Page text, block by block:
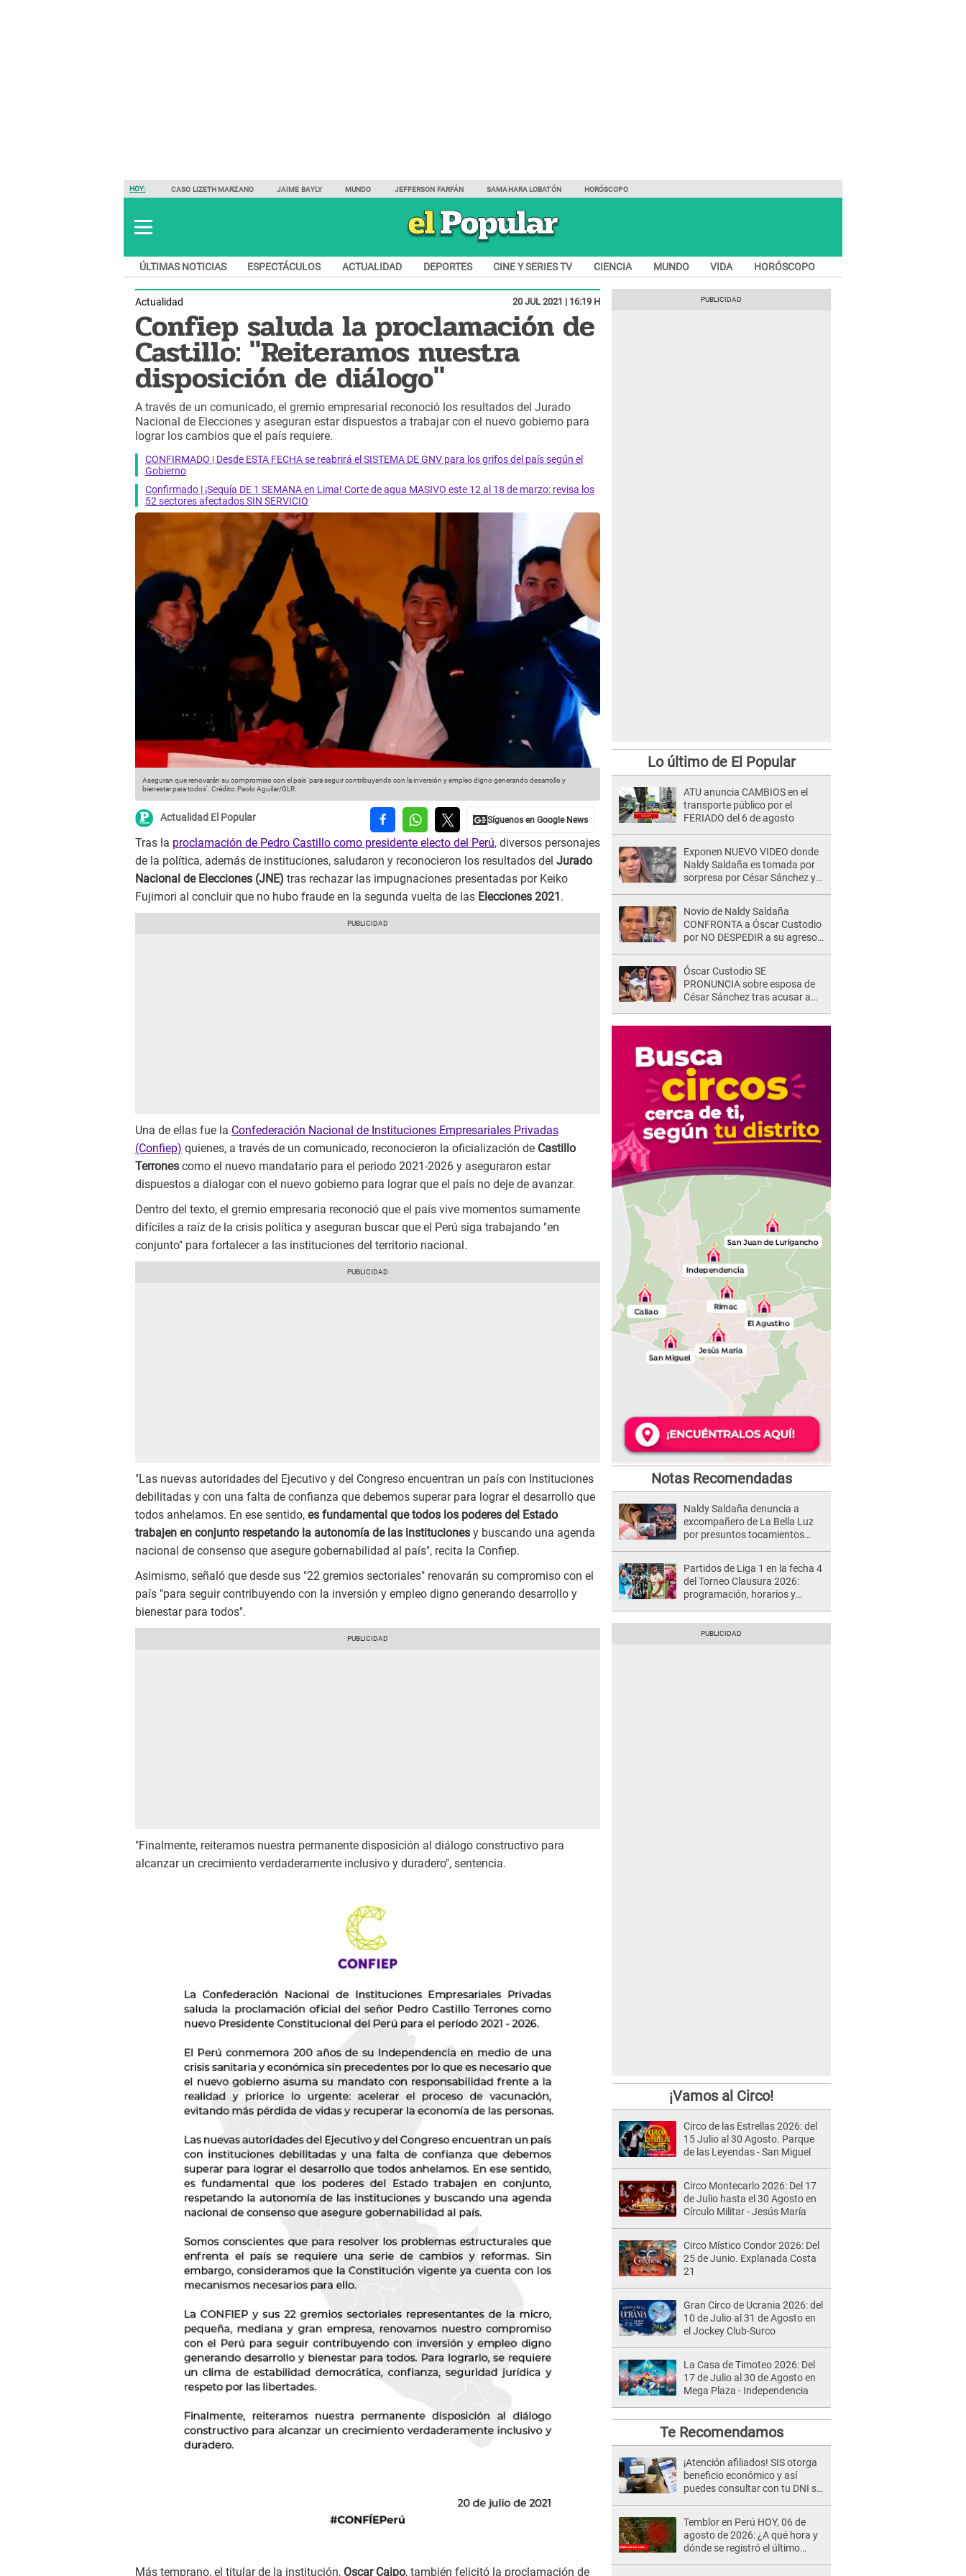
HOY: CASO LIZETH MARZANO JAIME BAYLY MUNDO JEFFERSON FARFÁN SAMAHARA LOBATÓN HORÓSCOPO
ÚLTIMAS NOTICIAS ESPECTÁCULOS ACTUALIDAD DEPORTES CINE Y SERIES TV CIENCIA MUNDO VIDA HORÓSCOPO
Actualidad 20 JUL 2021 | 16:19 H
Confiep saluda la proclamación de
Castillo: "Reiteramos nuestra
disposición de diálogo"
A través de un comunicado, el gremio empresarial reconoció los resultados del Jurado
Nacional de Elecciones y aseguran estar dispuestos a trabajar con el nuevo gobierno para
lograr los cambios que el país requiere.
CONFIRMADO | Desde ESTA FECHA se reabrirá el SISTEMA DE GNV para los grifos del país según el
Gobierno
Confirmado | ¡Sequía DE 1 SEMANA en Lima! Corte de agua MASIVO este 12 al 18 de marzo: revisa los
52 sectores afectados SIN SERVICIO
Aseguran que renovarán su compromiso con el país 'para seguir contribuyendo con la inversión y empleo digno generando desarrollo y
bienestar para todos'. Crédito: Paolo Aguilar/GLR.
Actualidad El Popular
Tras la proclamación de Pedro Castillo como presidente electo del Perú, diversos personajes
de la política, además de instituciones, saludaron y reconocieron los resultados del Jurado
Nacional de Elecciones (JNE) tras rechazar las impugnaciones presentadas por Keiko
Fujimori al concluir que no hubo fraude en la segunda vuelta de las Elecciones 2021 .
Una de ellas fue la Confederación Nacional de Instituciones Empresariales Privadas
(Confiep) quienes, a través de un comunicado, reconocieron la oficialización de Castillo
Terrones como el nuevo mandatario para el periodo 2021-2026 y aseguraron estar
dispuestos a dialogar con el nuevo gobierno para lograr que el país no deje de avanzar.
Dentro del texto, el gremio empresaria reconoció que el país vive momentos sumamente
difíciles a raíz de la crisis política y aseguran buscar que el Perú siga trabajando "en
conjunto" para fortalecer a las instituciones del territorio nacional.
"Las nuevas autoridades del Ejecutivo y del Congreso encuentran un país con Instituciones
debilitadas y con una falta de confianza que debemos superar para lograr el desarrollo que
todos anhelamos. En ese sentido, es fundamental que todos los poderes del Estado
trabajen en conjunto respetando la autonomía de las instituciones y buscando una agenda
nacional de consenso que asegure gobernabilidad al país", recita la Confiep.
Asimismo, señaló que desde sus "22 gremios sectoriales" renovarán su compromiso con el
país "para seguir contribuyendo con la inversión y empleo digno generando desarrollo y
bienestar para todos".
"Finalmente, reiteramos nuestra permanente disposición al diálogo constructivo para
alcanzar un crecimiento verdaderamente inclusivo y duradero", sentencia.
Más temprano, el titular de la institución, Oscar Caipo, también felicitó la proclamación de
Lo último de El Popular
ATU anuncia CAMBIOS en el
transporte público por el
FERIADO del 6 de agosto
Exponen NUEVO VIDEO donde
Naldy Saldaña es tomada por
sorpresa por César Sánchez y
Novio de Naldy Saldaña
CONFRONTA a Óscar Custodio
por NO DESPEDIR a su agresor
"Nadie me dice qué hacer"
Óscar Custodio SE
PRONUNCIA sobre esposa de
César Sánchez tras acusar a
Notas Recomendadas
Naldy Saldaña denuncia a
excompañero de La Bella Luz
por presuntos tocamientos
Partidos de Liga 1 en la fecha 4
del Torneo Clausura 2026:
programación, horarios y
¡Vamos al Circo!
Circo de las Estrellas 2026: del
15 Julio al 30 Agosto. Parque
de las Leyendas - San Miguel
Circo Montecarlo 2026: Del 17
de Julio hasta el 30 Agosto en
Círculo Militar - Jesús María
Circo Místico Condor 2026: Del
25 de Junio. Explanada Costa
21
Gran Circo de Ucrania 2026: del
10 de Julio al 31 de Agosto en
el Jockey Club-Surco
La Casa de Timoteo 2026: Del
17 de Julio al 30 de Agosto en
Mega Plaza - Independencia
Te Recomendamos
¡Atención afiliados! SIS otorga
beneficio económico y así
puedes consultar con tu DNI si
Temblor en Perú HOY, 06 de
agosto de 2026: ¿A qué hora y
dónde se registró el último